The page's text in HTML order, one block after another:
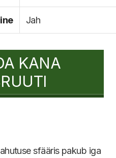
Jah
KANA
sfääris pakub iga